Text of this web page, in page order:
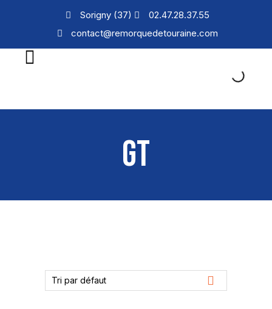
Sorigny (37)
02.47.28.37.55
contact@remorquedetouraine.com
GT
Tri par défaut